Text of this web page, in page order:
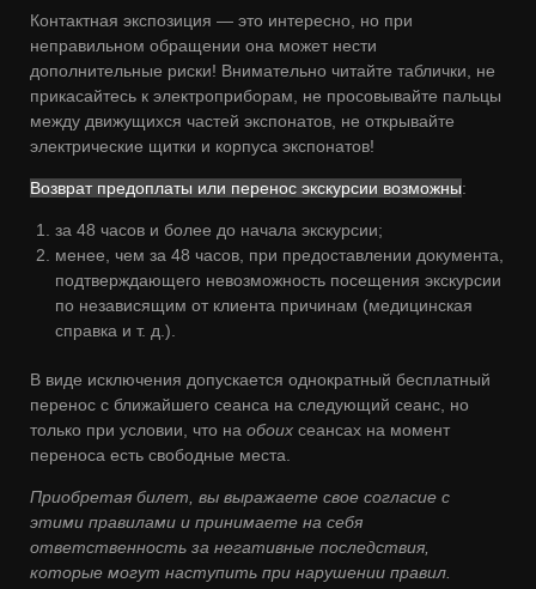
Контактная экспозиция — это интересно, но при
неправильном обращении она может нести
дополнительные риски! Внимательно читайте таблички, не
прикасайтесь к электроприборам, не просовывайте пальцы
между движущихся частей экспонатов, не открывайте
электрические щитки и корпуса экспонатов!
Возврат предоплаты или перенос экскурсии возможны:
за 48 часов и более до начала экскурсии;
менее, чем за 48 часов, при предоставлении документа,
подтверждающего невозможность посещения экскурсии
по независящим от клиента причинам (медицинская
справка и т. д.).
В виде исключения допускается однократный бесплатный
перенос с ближайшего сеанса на следующий сеанс, но
только при условии, что на обоих сеансах на момент
переноса есть свободные места.
Приобретая билет, вы выражаете свое согласие с
этими правилами и принимаете на себя
ответственность за негативные последствия,
которые могут наступить при нарушении правил.